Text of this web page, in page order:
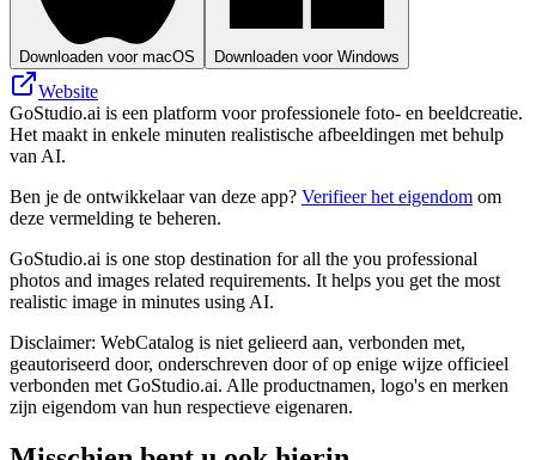
Downloaden voor macOS Downloaden voor Windows
Website
GoStudio.ai is een platform voor professionele foto- en beeldcreatie.
Het maakt in enkele minuten realistische afbeeldingen met behulp
van AI.
Ben je de ontwikkelaar van deze app? Verifieer het eigendom om
deze vermelding te beheren.
GoStudio.ai is one stop destination for all the you professional
photos and images related requirements. It helps you get the most
realistic image in minutes using AI.
Disclaimer: WebCatalog is niet gelieerd aan, verbonden met,
geautoriseerd door, onderschreven door of op enige wijze officieel
verbonden met GoStudio.ai. Alle productnamen, logo's en merken
zijn eigendom van hun respectieve eigenaren.